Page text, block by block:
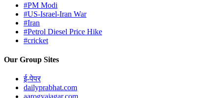
#PM Modi
#US-Israel-Iran War
#Iran
#Petrol Diesel Price Hike
#cricket
Our Group Sites
ई-पेपर
dailyprabhat.com